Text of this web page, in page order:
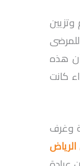
هذه
كانت
وغرف